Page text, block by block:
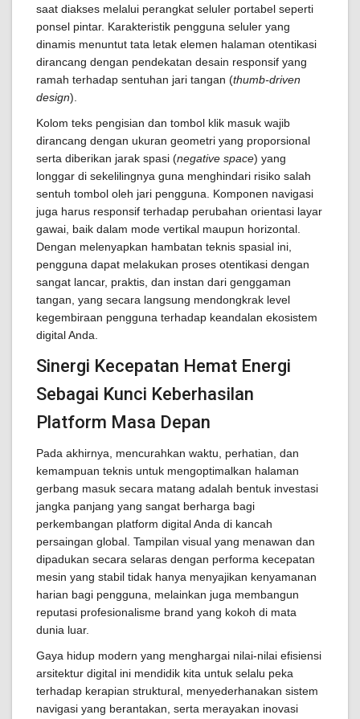
saat diakses melalui perangkat seluler portabel seperti
ponsel pintar. Karakteristik pengguna seluler yang
dinamis menuntut tata letak elemen halaman otentikasi
dirancang dengan pendekatan desain responsif yang
ramah terhadap sentuhan jari tangan (thumb-driven
design).
Kolom teks pengisian dan tombol klik masuk wajib
dirancang dengan ukuran geometri yang proporsional
serta diberikan jarak spasi (negative space) yang
longgar di sekelilingnya guna menghindari risiko salah
sentuh tombol oleh jari pengguna. Komponen navigasi
juga harus responsif terhadap perubahan orientasi layar
gawai, baik dalam mode vertikal maupun horizontal.
Dengan melenyapkan hambatan teknis spasial ini,
pengguna dapat melakukan proses otentikasi dengan
sangat lancar, praktis, dan instan dari genggaman
tangan, yang secara langsung mendongkrak level
kegembiraan pengguna terhadap keandalan ekosistem
digital Anda.
Sinergi Kecepatan Hemat Energi
Sebagai Kunci Keberhasilan
Platform Masa Depan
Pada akhirnya, mencurahkan waktu, perhatian, dan
kemampuan teknis untuk mengoptimalkan halaman
gerbang masuk secara matang adalah bentuk investasi
jangka panjang yang sangat berharga bagi
perkembangan platform digital Anda di kancah
persaingan global. Tampilan visual yang menawan dan
dipadukan secara selaras dengan performa kecepatan
mesin yang stabil tidak hanya menyajikan kenyamanan
harian bagi pengguna, melainkan juga membangun
reputasi profesionalisme brand yang kokoh di mata
dunia luar.
Gaya hidup modern yang menghargai nilai-nilai efisiensi
arsitektur digital ini mendidik kita untuk selalu peka
terhadap kerapian struktural, menyederhanakan sistem
navigasi yang berantakan, serta merayakan inovasi